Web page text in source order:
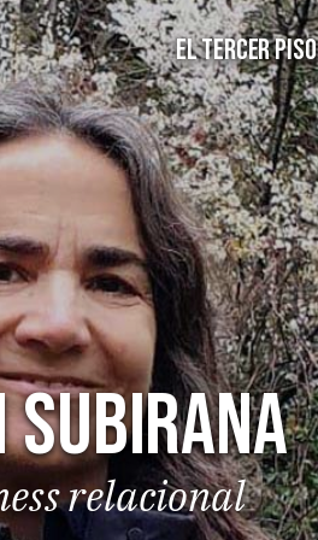
EL TERCER PISO
Subirana
relacional